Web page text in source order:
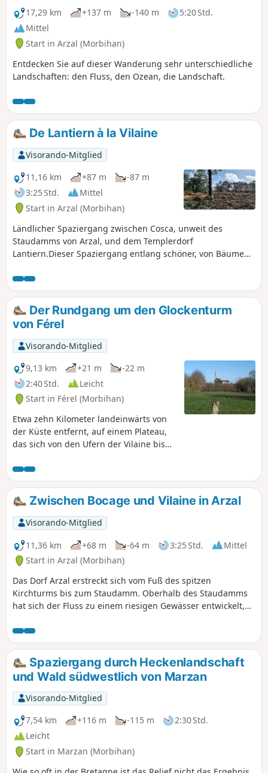
17,29 km
+137 m -140 m
5:20 Std.
Mittel
Start in Arzal (Morbihan)
Entdecken Sie auf dieser Wanderung sehr unterschiedliche
Landschaften: den Fluss, den Ozean, die Landschaft.
De Lantiern à la Vilaine
Visorando-Mitglied
11,16 km
+87 m
-87 m
3:25 Std.
Mittel
Start in Arzal (Morbihan)
Ländlicher Spaziergang zwischen Cosca, unweit des
Staudamms von Arzal, und dem Templerdorf
Lantiern.Dieser Spaziergang entlang schöner, von Bäumen
Ufer der Vilaine-Mündung mit der schönen Kapelle Saint-
Jean-Baptiste durch eine angenehm hügelige
Landschaft.Das Ende der Strecke folgt dem botanischen
Pfad.Der Weg wurde nach dem Punkt (1) geändert, da der
Wald, durch den er früher führte, abgeholzt wurde und die
Spur nicht mehr zu erkennen war.
Der Rundgang um den Glockenturm
von Férel
Visorando-Mitglied
9,13 km
+21 m
-22 m
2:40 Std.
Leicht
Start in Férel (Morbihan)
Etwa zehn Kilometer landeinwärts von
der Küste entfernt, auf einem Plateau,
das sich von den Ufern der Vilaine bis
erstreckt, hat die Gemeinde Férel eine
Heckenlandschaft und ein Wegenetz
bewahrt, das vielfältige
Wandermöglichkeiten bietet. Auf dieser
Wanderroute hat man fast ständig den
Glockenturm im Blick, der aufgrund
seiner Höhe und seiner spitzen Form
einen der wichtigsten
Orientierungspunkte der Gegend
darstellt.
Zwischen Bocage und Vilaine in Arzal
Visorando-Mitglied
11,36 km
+68 m -64 m 3:25 Std.
Mittel
Start in Arzal (Morbihan)
Das Dorf Arzal erstreckt sich vom Fuß des spitzen
Kirchturms bis zum Staudamm. Oberhalb des Staudamms
hat sich der Fluss zu einem riesigen Gewässer entwickelt,
stromabwärts der maritime Charakter der Mündung
erhalten geblieben ist. Die vorgeschlagene Route
ermöglicht es Ihnen, diese beiden Aspekte des Flusses und
die ihn überragende Heckenlandschaft zu entdecken.
Spaziergang durch Heckenlandschaft
und Wald südwestlich von Marzan
Visorando-Mitglied
7,54 km
+116 m -115 m
2:30 Std.
Leicht
Start in Marzan (Morbihan)